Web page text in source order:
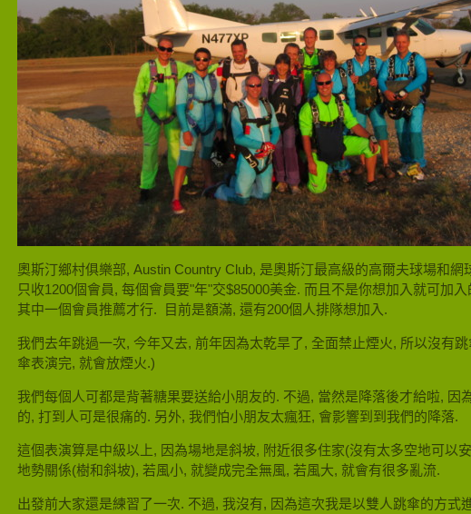
奧斯汀鄉村俱樂部, Austin Country Club, 是奧斯汀最高級的高爾夫球場和網
只收1200個會員, 每個會員要"年"交$85000美金. 而且不是你想加入就可加
其中一個會員推薦才行. 目前是額滿, 還有200個人排隊想加入.
我們去年跳過一次, 今年又去, 前年因為太乾旱了, 全面禁止煙火, 所以沒有
傘表演完, 就會放煙火.)
我們每個人可都是背著糖果要送給小朋友的. 不過, 當然是降落後才給啦, 因
的, 打到人可是很痛的. 另外, 我們怕小朋友太瘋狂, 會影響到到我們的降落.
這個表演算是中級以上, 因為場地是斜坡, 附近很多住家(沒有太多空地可以
地勢關係(樹和斜坡), 若風小, 就變成完全無風, 若風大, 就會有很多亂流.
出發前大家還是練習了一次. 不過, 我沒有, 因為這次我是以雙人跳傘的方式